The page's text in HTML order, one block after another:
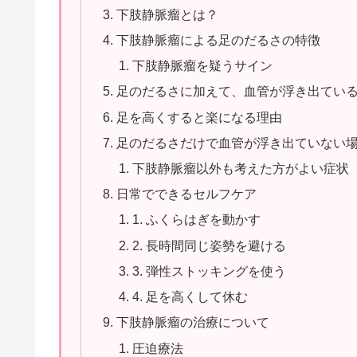
下肢静脈瘤とは？
下肢静脈瘤による足のだるさの特徴
下肢静脈瘤を疑うサイン
足のだるさに加えて、血管が浮き出てい
足を高くすると楽になる理由
足のだるさだけで血管が浮き出ていない
下肢静脈瘤以外も考えた方がよい症状
日常でできるセルフケア
1. ふくらはぎを動かす
2. 長時間同じ姿勢を避ける
3. 弾性ストッキングを使う
4. 足を高くして休む
下肢静脈瘤の治療について
圧迫療法